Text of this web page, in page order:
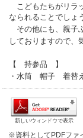
こどもたちがリラ
なられることでしょ
その他にも、親子
しておりますので、
【 持参品 】
・水筒 帽子 着替
新しいウィンドウで表示
※資料としてPDFファ